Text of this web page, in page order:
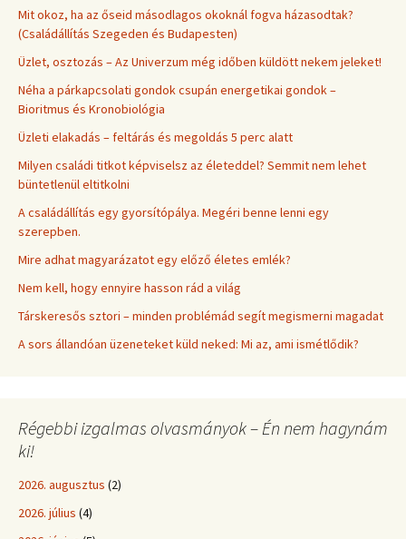
Mit okoz, ha az őseid másodlagos okoknál fogva házasodtak?
(Családállítás Szegeden és Budapesten)
Üzlet, osztozás – Az Univerzum még időben küldött nekem jeleket!
Néha a párkapcsolati gondok csupán energetikai gondok –
Bioritmus és Kronobiológia
Üzleti elakadás – feltárás és megoldás 5 perc alatt
Milyen családi titkot képviselsz az életeddel? Semmit nem lehet
büntetlenül eltitkolni
A családállítás egy gyorsítópálya. Megéri benne lenni egy
szerepben.
Mire adhat magyarázatot egy előző életes emlék?
Nem kell, hogy ennyire hasson rád a világ
Társkeresős sztori – minden problémád segít megismerni magadat
A sors állandóan üzeneteket küld neked: Mi az, ami ismétlődik?
Régebbi izgalmas olvasmányok – Én nem hagynám
ki!
2026. augusztus (2)
2026. július (4)